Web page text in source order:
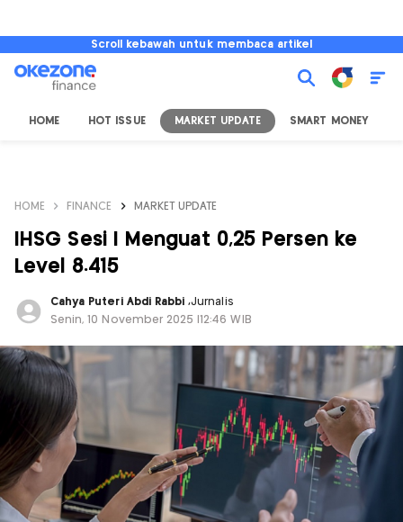
Scroll kebawah untuk membaca artikel
HOME HOT ISSUE MARKET UPDATE SMART MONEY
HOME FINANCE MARKET UPDATE
IHSG Sesi I Menguat 0,25 Persen ke
Level 8.415
Cahya Puteri Abdi Rabbi,Jurnalis
Senin, 10 November 2025 |12:46 WIB